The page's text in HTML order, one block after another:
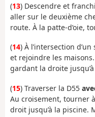
(13) Descendre et
aller sur le deuxième
route. À la patte-d’oie,
(14) À l’intersection
et rejoindre les
gardant la droite
(15) Traverser la D55
Au croisement, tourner
droit jusqu’à la piscine.